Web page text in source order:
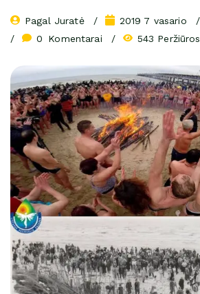
Pagal Juratė 2019 7 vasario
0
Komentarai 543 Peržiūros